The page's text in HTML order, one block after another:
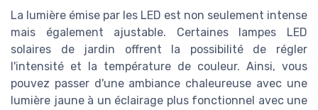
La lumière émise par les LED est non seulement intense
mais également ajustable. Certaines lampes LED
solaires de jardin offrent la possibilité de régler
l'intensité et la température de couleur. Ainsi, vous
pouvez passer d'une ambiance chaleureuse avec une
lumière jaune à un éclairage plus fonctionnel avec une